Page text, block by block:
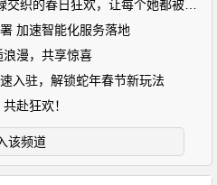
加速智能化服务落地
漫，共享惊喜
入驻，解锁蛇年春节新玩法
赴狂欢！
该频道